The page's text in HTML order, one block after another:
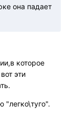
она падает
которое
эти
"легко\туго".